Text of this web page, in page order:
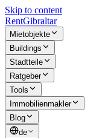
Skip to content
RentGibraltar
Mietobjekte
Buildings
Stadtteile
Ratgeber
Tools
Immobilienmakler
Blog
de